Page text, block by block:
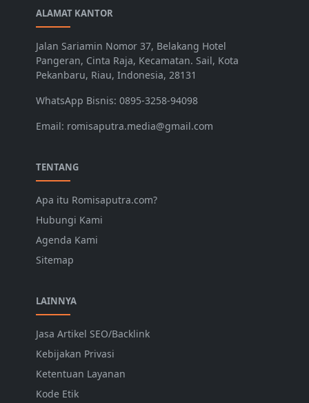
ALAMAT KANTOR
Jalan Sariamin Nomor 37, Belakang Hotel
Pangeran, Cinta Raja, Kecamatan. Sail, Kota
Pekanbaru, Riau, Indonesia, 28131
WhatsApp Bisnis: 0895-3258-94098
Email: romisaputra.media@gmail.com
TENTANG
Apa itu Romisaputra.com?
Hubungi Kami
Agenda Kami
Sitemap
LAINNYA
Jasa Artikel SEO/Backlink
Kebijakan Privasi
Ketentuan Layanan
Kode Etik